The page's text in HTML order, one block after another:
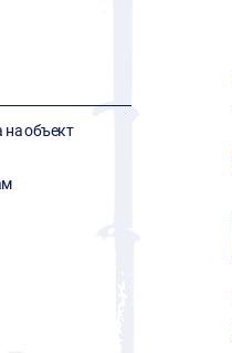
на объект